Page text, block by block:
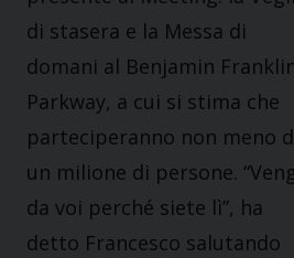
di stasera e la Messa di
domani al Benjamin
Parkway, a cui si stima che
parteciperanno non meno
un milione di persone.
da voi perché siete lì”, ha
detto Francesco salutando